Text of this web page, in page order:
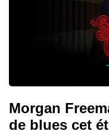
Morgan
de blues cet